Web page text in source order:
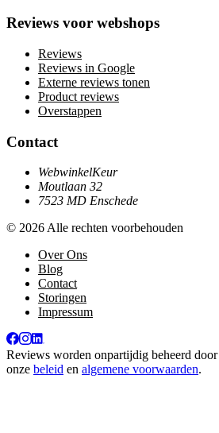
Reviews voor webshops
Reviews
Reviews in Google
Externe reviews tonen
Product reviews
Overstappen
Contact
WebwinkelKeur
Moutlaan 32
7523 MD Enschede
© 2026 Alle rechten voorbehouden
Over Ons
Blog
Contact
Storingen
Impressum
Reviews worden onpartijdig beheerd door
onze beleid en algemene voorwaarden.